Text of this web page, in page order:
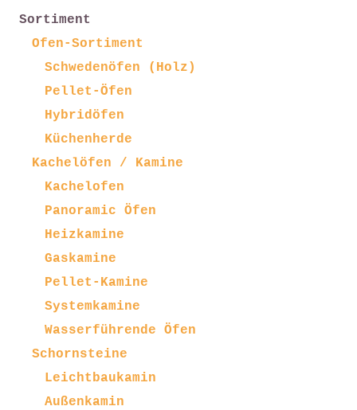
Sortiment
Ofen-Sortiment
Schwedenöfen (Holz)
Pellet-Öfen
Hybridöfen
Küchenherde
Kachelöfen / Kamine
Kachelofen
Panoramic Öfen
Heizkamine
Gaskamine
Pellet-Kamine
Systemkamine
Wasserführende Öfen
Schornsteine
Leichtbaukamin
Außenkamin